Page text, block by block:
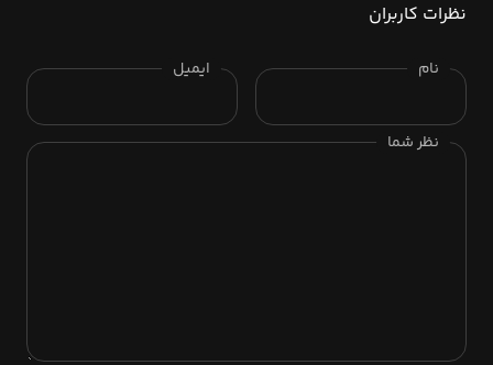
نظرات کاربران
نام ایمیل
نظر شما